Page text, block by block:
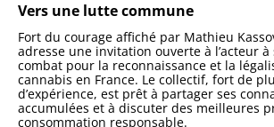
Vers une lutte commune
Fort du courage affiché par Mathieu
adresse une invitation ouverte à l’acteur
combat pour la reconnaissance et la
cannabis en France. Le collectif, fort de
d’expérience, est prêt à partager ses
accumulées et à discuter des meilleures
consommation responsable.